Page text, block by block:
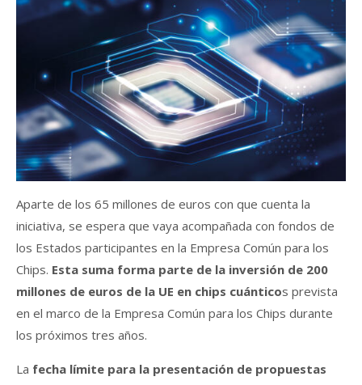
Aparte de los 65 millones de euros con que cuenta la
iniciativa, se espera que vaya acompañada con fondos de
los Estados participantes en la Empresa Común para los
Chips. Esta suma forma parte de la inversión de 200
millones de euros de la UE en chips cuánticos prevista
en el marco de la Empresa Común para los Chips durante
los próximos tres años.
La fecha límite para la presentación de propuestas